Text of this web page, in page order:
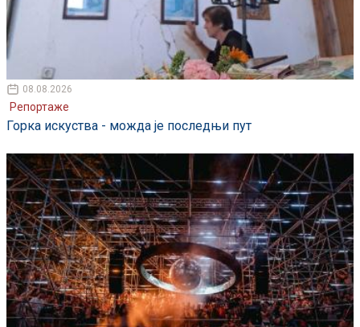
08.08.2026
Репортаже
Горка искуства - можда је последњи пут